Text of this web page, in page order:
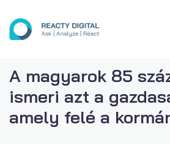
A magyarok 85
ismeri azt a
amely felé a